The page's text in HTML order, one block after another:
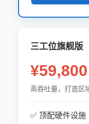
三工位旗舰版
¥59,800
高吞吐量，打造区
✅ 顶配硬件设施